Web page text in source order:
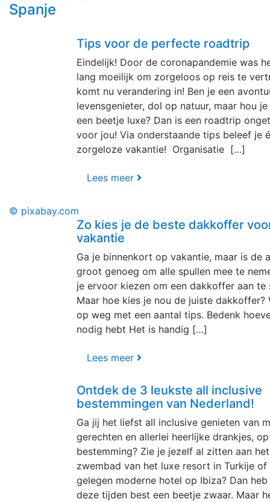
Spanje
Tips voor de perfecte roadtrip
Eindelijk! Door de coronapandemie was
lang moeilijk om zorgeloos op reis te
komt nu verandering in! Ben je een
levensgenieter, dol op natuur, maar hou
een beetje luxe? Dan is een roadtrip
voor jou! Via onderstaande tips beleef je
zorgeloze vakantie! Organisatie […]
Lees meer
© pixabay.com
Zo kies je de beste dakkoffer
vakantie
Ga je binnenkort op vakantie, maar is de
groot genoeg om alle spullen mee te
je ervoor kiezen om een dakkoffer aan te
Maar hoe kies je nou de juiste dakkoffer?
op weg met een aantal tips. Bedenk
nodig hebt Het is handig […]
Lees meer
Ontdek de 3 leukste all inclusive
bestemmingen van Nederland!
Ga jij het liefst all inclusive genieten van
gerechten en allerlei heerlijke drankjes,
bestemming? Zie je jezelf al zitten aan
zwembad van het luxe resort in Turkije
gelegen moderne hotel op Ibiza? Dan
deze tijden best een beetje zwaar. Maar